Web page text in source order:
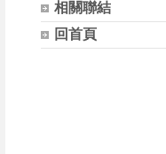
相關聯結
回首頁